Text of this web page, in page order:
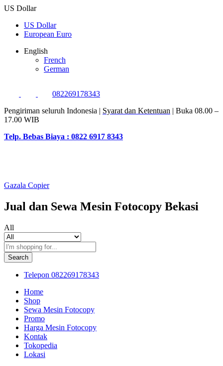
US Dollar
US Dollar
European Euro
English
French
German
082269178343
Pengiriman seluruh Indonesia | Syarat dan Ketentuan | Buka 08.00 –
17.00 WIB
Telp. Bebas Biaya : 0822 6917 8343
Gazala Copier
Jual dan Sewa Mesin Fotocopy Bekasi
All
Search
Telepon 082269178343
Home
Shop
Sewa Mesin Fotocopy
Promo
Harga Mesin Fotocopy
Kontak
Tokopedia
Lokasi